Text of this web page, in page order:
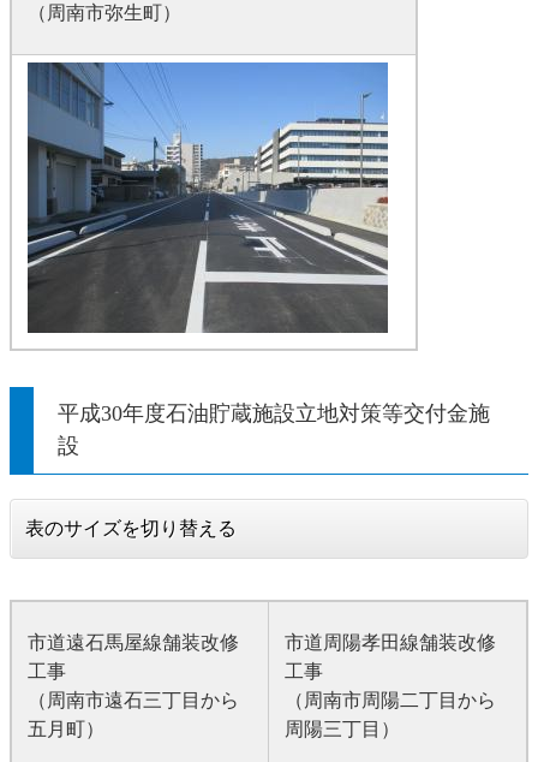
（周南市弥生町）
平成30年度石油貯蔵施設立地対策等交付金施
設
表のサイズを切り替える
市道遠石馬屋線舗装改修
工事
（周南市遠石三丁目から
五月町）
市道周陽孝田線舗装改修
工事
（周南市周陽二丁目から
周陽三丁目）